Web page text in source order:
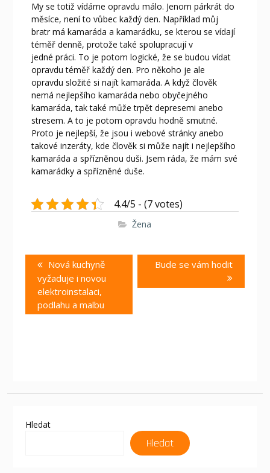
My se totiž vídáme opravdu málo. Jenom párkrát do
měsíce, není to vůbec každý den. Například můj
bratr má kamaráda a kamarádku, se kterou se vídají
téměř denně, protože také spolupracují v
jedné práci. To je potom logické, že se budou vídat
opravdu téměř každý den. Pro někoho je ale
opravdu složité si najít kamaráda. A když člověk
nemá nejlepšího kamaráda nebo obyčejného
kamaráda, tak také může trpět depresemi anebo
stresem. A to je potom opravdu hodně smutné.
Proto je nejlepší, že jsou i webové stránky anebo
takové inzeráty, kde člověk si může najít i nejlepšího
kamaráda a spřízněnou duši. Jsem ráda, že mám své
kamarádky a spřízněné duše.
4.4/5 - (7 votes)
Žena
Navigace
pro
příspěvek
Previous
post:
Nová kuchyně
vyžaduje i novou
elektroinstalaci,
podlahu a malbu
Next
Bude se vám hodit
Hledat
Hledat